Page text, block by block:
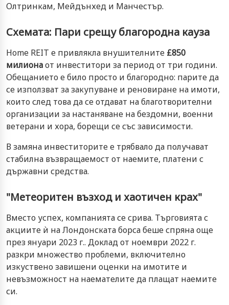
Олтринкам, Мейдънхед и Манчестър.
Схемата: Пари срещу благородна кауза
Home REIT е привлякла внушителните £850
милионаот инвеститори за период от три години.
Обещанието е било просто и благородно: парите да
се използват за закупуване и реновиране на имоти,
които след това да се отдават на благотворителни
организации за настаняване на бездомни, военни
ветерани и хора, борещи се със зависимости.
В замяна инвеститорите е трябвало да получават
стабилна възвращаемост от наемите, платени с
държавни средства.
"Метеоритен възход и хаотичен крах"
Вместо успех, компанията се срива. Търговията с
акциите ѝ на Лондонската борса беше спряна още
през януари 2023 г.. Доклад от ноември 2022 г.
разкри множество проблеми, включително
изкуствено завишени оценки на имотите и
невъзможност на наемателите да плащат наемите
си.